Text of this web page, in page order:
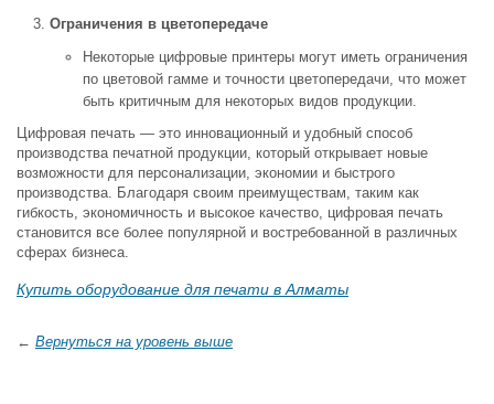
Ограничения в цветопередаче
Некоторые цифровые принтеры могут иметь ограничения
по цветовой гамме и точности цветопередачи, что может
быть критичным для некоторых видов продукции.
Цифровая печать — это инновационный и удобный способ
производства печатной продукции, который открывает новые
возможности для персонализации, экономии и быстрого
производства. Благодаря своим преимуществам, таким как
гибкость, экономичность и высокое качество, цифровая печать
становится все более популярной и востребованной в различных
сферах бизнеса.
Купить оборудование для печати в Алматы
← Вернуться на уровень выше